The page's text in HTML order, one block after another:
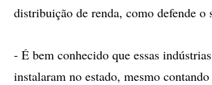
distribuição de renda, como defende o
- É bem conhecido que essas
instalaram no estado, mesmo